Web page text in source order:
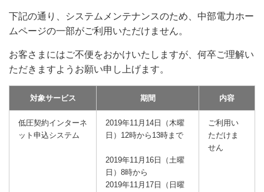
下記の通り、システムメンテナンスのため、中部電力ホー
ムページの一部がご利用いただけません。
お客さまにはご不便をおかけいたしますが、何卒ご理解い
ただきますようお願い申し上げます。
対象サービス 期間 内容
低圧契約インターネ
ット申込システム
2019年11月14日（木曜
日）12時から13時まで
2019年11月16日（土曜
日）8時から
2019年11月17日（日曜
ご利用い
ただけま
せん